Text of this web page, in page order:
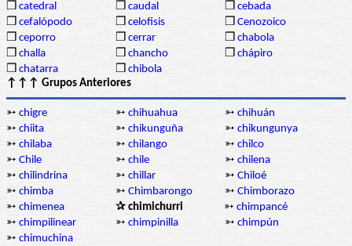
❒ catedral ❒ caudal ❒ cebada
❒ cefalópodo ❒ celofisis ❒ Cenozoico
❒ ceporro ❒ cerrar ❒ chabola
❒ challa ❒ chancho ❒ chápiro
❒ chatarra ❒ chibola
↑↑↑ Grupos Anteriores
➳ chigre ➳ chihuahua ➳ chihuán
➳ chiita ➳ chikunguña ➳ chikungunya
➳ chilaba ➳ chilango ➳ chilco
➳ Chile ➳ chile ➳ chilena
➳ chilindrina ➳ chillar ➳ Chiloé
➳ chimba ➳ Chimbarongo ➳ Chimborazo
➳ chimenea ✰ chimichurri ➳ chimpancé
➳ chimpilinear ➳ chimpinilla ➳ chimpún
➳ chimuchina